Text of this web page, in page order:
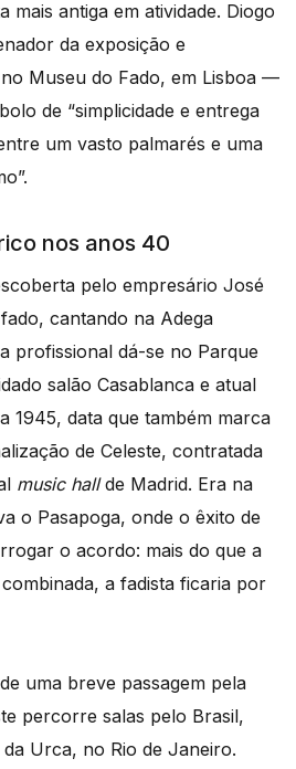
mais antiga em atividade. Diogo
da exposição e
Museu do Fado, em Lisboa —
de “simplicidade e entrega
um vasto palmarés e uma
nos anos 40
pelo empresário José
cantando na Adega
profissional dá-se no Parque
salão Casablanca e atual
1945, data que também marca
de Celeste, contratada
music hallde Madrid. Era na
o Pasapoga, onde o êxito de
o acordo: mais do que a
a fadista ficaria por
uma breve passagem pela
percorre salas pelo Brasil,
Urca, no Rio de Janeiro.